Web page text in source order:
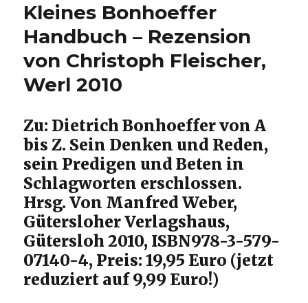
Widerstand,
Rezension
von
Christoph
Fleischer,
Kleines Bonhoeffer
Handbuch – Rezension
von Christoph Fleischer,
Werl 2010
Zu: Dietrich Bonhoeffer von A
bis Z. Sein Denken und Reden,
sein Predigen und Beten in
Schlagworten erschlossen.
Hrsg. Von Manfred Weber,
Gütersloher Verlagshaus,
Gütersloh 2010, ISBN978-3-579-
07140-4, Preis: 19,95 Euro (jetzt
reduziert auf 9,99 Euro!)